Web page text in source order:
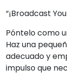
“¡Broadcast
Póntelo como
Haz una
adecuado y
impulso que